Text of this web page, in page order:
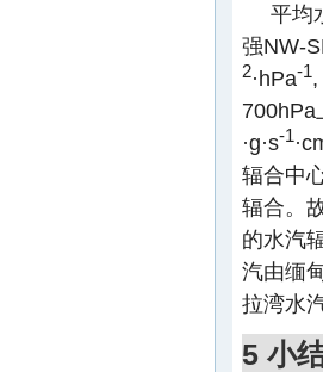
平均
强NW-
2·hPa-1
700hPa
·g·s-1
辐合中
辐合。
的水汽
汽由缅
拉湾水
5 小